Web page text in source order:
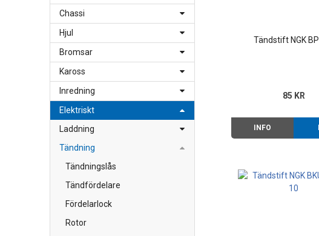
Chassi
Hjul
Bromsar
Kaross
Inredning
Elektriskt
Laddning
Tändning
Tändningslås
Tändfördelare
Fördelarlock
Rotor
Tändstift NGK
85 KR
INFO